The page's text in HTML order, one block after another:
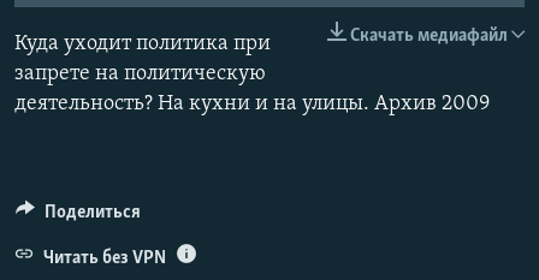
ПОДПИШИТЕСЬ НА РАССЫЛКУ
Скачать медиафайл
Куда уходит политика при
запрете на политическую
деятельность? На кухни и на улицы. Архив 2009
Поделиться
Читать без VPN